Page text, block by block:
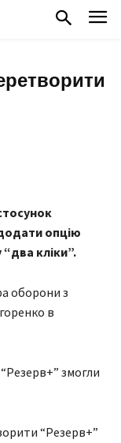
опцію
“два кліки”.
оборони з
в
змогли
“Резерв+”